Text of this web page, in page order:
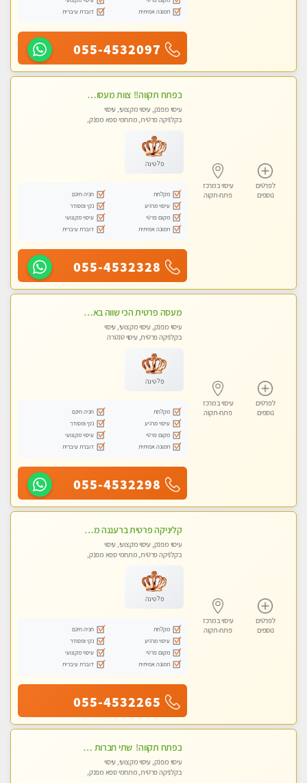
תמונה אמיתית
דוברת עיברית
055-4532097
לפרטים
נוספים
עיסוי במרכז
פתח-תקוה
‏בפתח תקווה!! ‏צוות מעסות נאות!! ‏לעיסוי מקצועי מושלם ומפנק !! ‏ מכבדים כרטיסי אשראי- מעסות אלופות פרטי! טל- 03-9040343
עיסוי מפנק, עיסוי מקצועי, עיסוי
בקלניקה פרטית, מתחמי ספא מפנק,
פלטינה
מקלחת
חניה חינם
עיסוי מרגיע
נקי ומסודר
מקום פרטי
עיסוי מקצועי
תמונה אמיתית
דוברת עיברית
055-4532328
לפרטים
נוספים
עיסוי במרכז
פתח-תקוה
מעסה פרטית הכי שווה באזור המרכז!!!
עיסוי מפנק, עיסוי מקצועי, עיסוי
בקלניקה פרטית, עיסוי טנטרה
פלטינה
מקלחת
חניה חינם
עיסוי מרגיע
נקי ומסודר
מקום פרטי
עיסוי מקצועי
תמונה אמיתית
דוברת עיברית
055-4532298
לפרטים
נוספים
עיסוי במרכז
פתח-תקוה
קליניקה פרטית ברעננה מעסה איכותית לעיסוי מקצועי ומפנק לכל שרירי הגוף...
עיסוי מפנק, עיסוי מקצועי, עיסוי
בקלניקה פרטית, מתחמי ספא מפנק,
פלטינה
מקלחת
חניה חינם
עיסוי מרגיע
נקי ומסודר
מקום פרטי
עיסוי מקצועי
תמונה אמיתית
דוברת עיברית
055-4532265
‏בפתח תקווה! ‏ שתי חברות יפיפיות ‏לעיסוי מקצועי י ודיסקרטי מכבדים כרטיסי אשראי !! ללא מין 03-728-36-36
עיסוי מפנק, עיסוי מקצועי, עיסוי
בקלניקה פרטית, מתחמי ספא מפנק,